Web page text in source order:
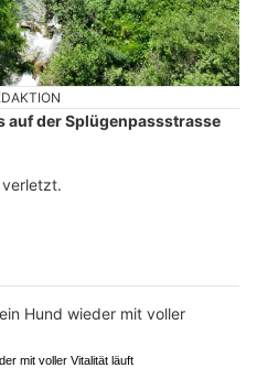
auf der Splügenpassstrasse
mit voller Vitalität läuft